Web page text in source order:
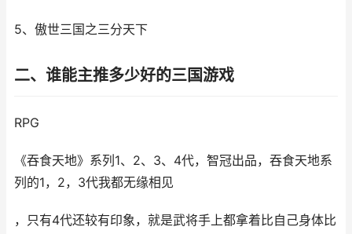
5、傲世三国之三分天下
二、谁能主推多少好的三国游戏
RPG
《吞食天地》系列1、2、3、4代，智冠出品，吞食天地系
列的1，2，3代我都无缘相见
，只有4代还较有印象，就是武将手上都拿着比自己身体比